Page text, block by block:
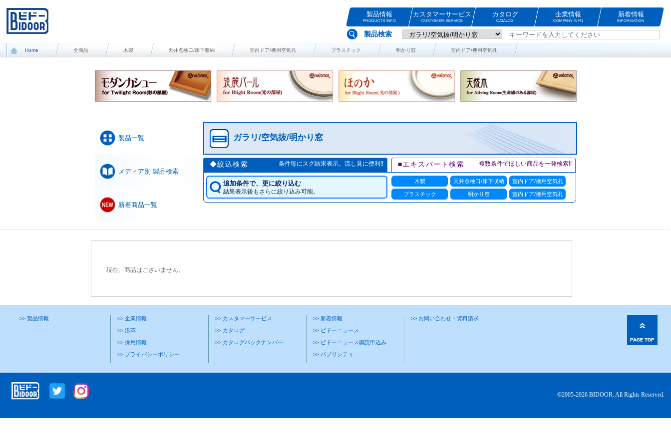
製品情報
PRODUCTS INFO
カスタマーサービス
CUSTOMER-SERVICE
カタログ
CATALOG
企業情報
COMPANY INFO
新着情報
INFORMATION
製品検索
Home 全商品 木製 天井点検口/床下収納 室内ドア/襖用空気孔 プラスチック 明かり窓 室内ドア/襖用空気孔
ガラリ/空気抜/明かり窓
製品一覧
メディア別 製品検索
新着商品一覧
◆絞込検索 条件毎にスグ結果表示。流し見に便利!! ■エキスパート検索 複数条件でほしい商品を一発検索!!
追加条件で、更に絞り込む
結果表示後もさらに絞り込み可能。
木製 天井点検口/床下収納 室内ドア/襖用空気孔
プラスチック 明かり窓 室内ドア/襖用空気孔
現在、商品はございません。
>> 製品情報
>> 企業情報
>> 沿革
>> 採用情報
>> プライバシーポリシー
>> カスタマーサービス
>> カタログ
>> カタログバックナンバー
>> 新着情報
>> ビドーニュース
>> ビドーニュース購読申込み
>> パブリシティ
>> お問い合わせ・資料請求
©2005-2026 BIDOOR. All Rights Reserved.